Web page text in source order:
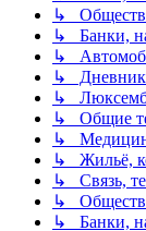
↳
↳ Банки,
↳
↳
↳
↳ Общие
↳
↳ Жильё,
↳ Связь,
↳
↳ Банки,